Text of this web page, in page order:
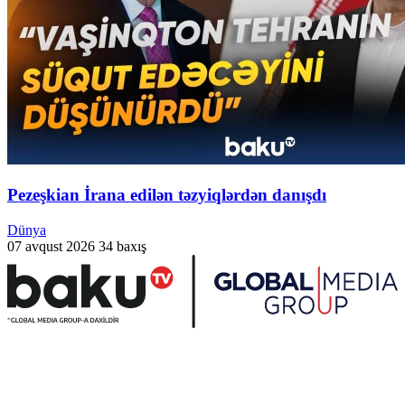
Pezeşkian İrana edilən təzyiqlərdən danışdı
Dünya
07 avqust 2026 34 baxış